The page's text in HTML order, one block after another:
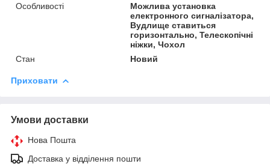
Особливості
Можлива установка
електронного сигналізатора,
Вудлище ставиться
горизонтально, Телескопічні
ніжки, Чохол
Стан
Новий
Приховати
Умови доставки
Нова Пошта
Доставка у відділення пошти